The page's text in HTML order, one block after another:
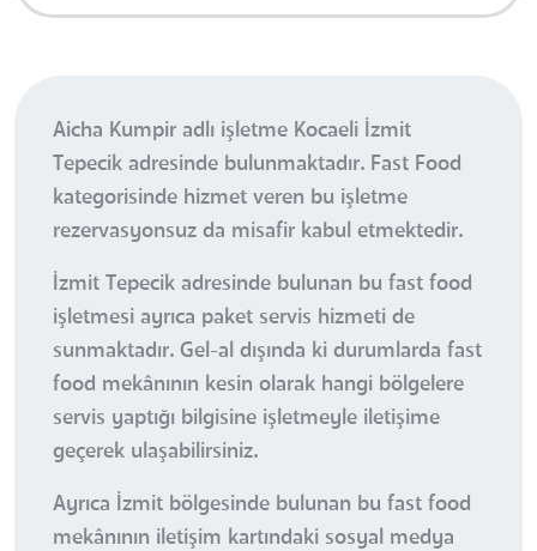
Aicha Kumpir adlı işletme Kocaeli İzmit
Tepecik adresinde bulunmaktadır. Fast Food
kategorisinde hizmet veren bu işletme
rezervasyonsuz da misafir kabul etmektedir.
İzmit Tepecik adresinde bulunan bu fast food
işletmesi ayrıca paket servis hizmeti de
sunmaktadır. Gel-al dışında ki durumlarda fast
food mekânının kesin olarak hangi bölgelere
servis yaptığı bilgisine işletmeyle iletişime
geçerek ulaşabilirsiniz.
Ayrıca İzmit bölgesinde bulunan bu fast food
mekânının iletişim kartındaki sosyal medya